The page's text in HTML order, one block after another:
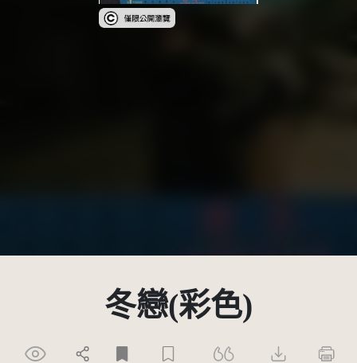
受著作權法保護-僅限於本平台有限度公開瀏覽
冬戀(彩色)